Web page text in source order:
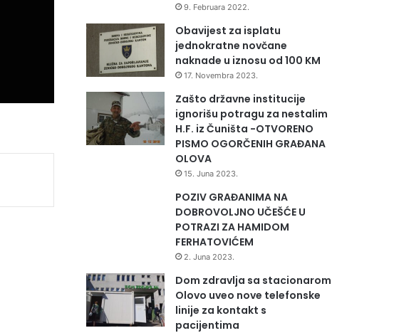
9. Februara 2022.
Obavijest za isplatu
jednokratne novčane
naknade u iznosu od 100 KM
17. Novembra 2023.
Zašto državne institucije
ignorišu potragu za nestalim
H.F. iz Čuništa -OTVORENO
PISMO OGORČENIH GRAĐANA
OLOVA
15. Juna 2023.
POZIV GRAĐANIMA NA
DOBROVOLJNO UČEŠĆE U
POTRAZI ZA HAMIDOM
FERHATOVIĆEM
2. Juna 2023.
Dom zdravlja sa stacionarom
Olovo uveo nove telefonske
linije za kontakt s
pacijentima